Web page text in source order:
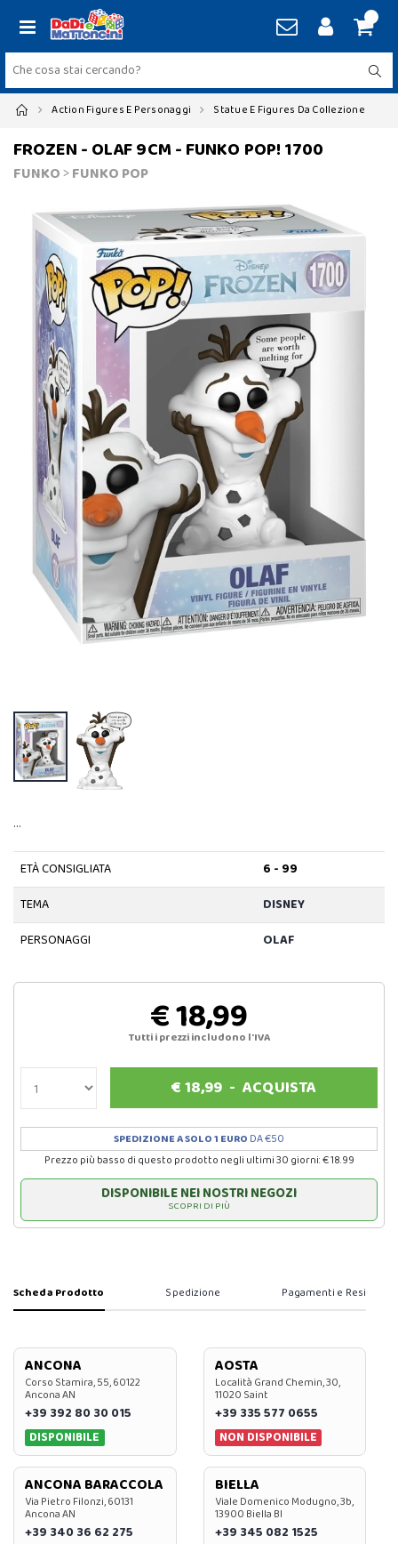
Action Figures E Personaggi Statue E Figures Da Collezione
FROZEN - OLAF 9CM - FUNKO POP! 1700
FUNKO>FUNKO POP
…
ETÀ CONSIGLIATA
6 - 99
TEMA
DISNEY
PERSONAGGI
OLAF
€ 18,99
Tutti i prezzi includono l'IVA
€18,99 -ACQUISTA
SPEDIZIONE A SOLO 1 EURO DA €50
Prezzo più basso di questo prodotto negli ultimi 30 giorni: € 18.99
DISPONIBILE NEI NOSTRI NEGOZI
SCOPRI DI PIÙ
Scheda Prodotto Spedizione Pagamenti e Resi
ANCONA
Corso Stamira, 55, 60122
Ancona AN
+39 392 80 30 015
DISPONIBILE
AOSTA
Località Grand Chemin, 30,
11020 Saint
+39 335 577 0655
NON DISPONIBILE
ANCONA BARACCOLA
Via Pietro Filonzi, 60131
Ancona AN
+39 340 36 62 275
BIELLA
Viale Domenico Modugno, 3b,
13900 Biella BI
+39 345 082 1525